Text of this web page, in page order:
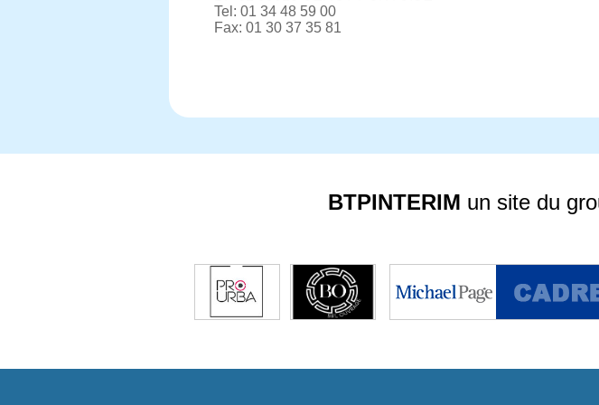
Tel: 01 34 48 59 00
Fax: 01 30 37 35 81
BTPINTERIM un site du